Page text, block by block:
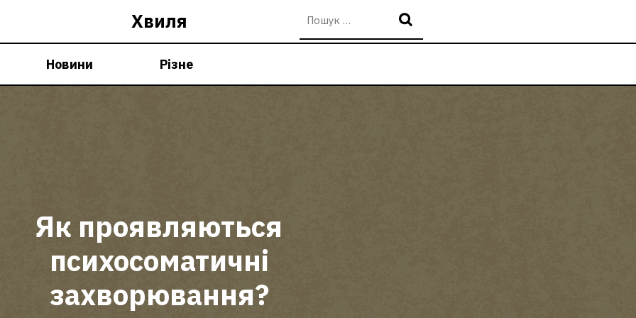
Хвиля
Новини Різне
Як проявляються
психосоматичні
захворювання?